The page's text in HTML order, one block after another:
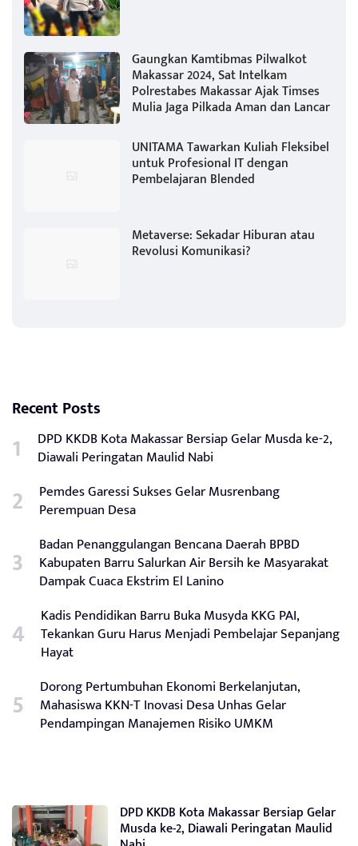
Gaungkan Kamtibmas Pilwalkot
Makassar 2024, Sat Intelkam
Polrestabes Makassar Ajak Timses
Mulia Jaga Pilkada Aman dan Lancar
UNITAMA Tawarkan Kuliah Fleksibel
untuk Profesional IT dengan
Pembelajaran Blended
Metaverse: Sekadar Hiburan atau
Revolusi Komunikasi?
Recent Posts
DPD KKDB Kota Makassar Bersiap Gelar Musda ke-2,
Diawali Peringatan Maulid Nabi
Pemdes Garessi Sukses Gelar Musrenbang
Perempuan Desa
Badan Penanggulangan Bencana Daerah BPBD
Kabupaten Barru Salurkan Air Bersih ke Masyarakat
Dampak Cuaca Ekstrim El Lanino
Kadis Pendidikan Barru Buka Musyda KKG PAI,
Tekankan Guru Harus Menjadi Pembelajar Sepanjang
Hayat
Dorong Pertumbuhan Ekonomi Berkelanjutan,
Mahasiswa KKN-T Inovasi Desa Unhas Gelar
Pendampingan Manajemen Risiko UMKM
DPD KKDB Kota Makassar Bersiap Gelar
Musda ke-2, Diawali Peringatan Maulid